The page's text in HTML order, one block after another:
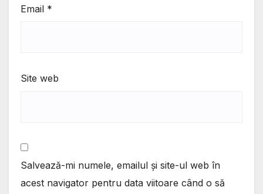
Email *
Site web
Salvează-mi numele, emailul și site-ul web în
acest navigator pentru data viitoare când o să